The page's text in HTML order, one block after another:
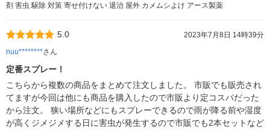
剤 害虫 駆除 対策 寄せ付けない 退治 屋外 カメムシよけ アース製薬
5.0
2023年7月8日 14時39分
nuu********さん
定番スプレー！
こちらから複数の商品をまとめて注文しました。 市販でも販売され
てますが今回は他にも商品を購入したので市販より定コスパだった
から注文。 狭い場所などにもスプレーできるので雨が降る前や湿度
が高くジメジメする日に害虫が発生するので市販でも2本セットなど